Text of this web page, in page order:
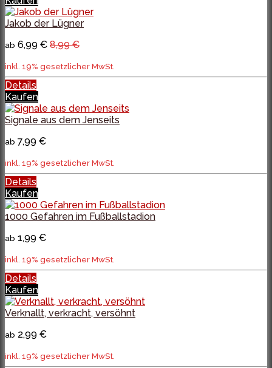
Jakob der Lügner
ab 6,99 € 8,99 €
inkl. 19% gesetzlicher MwSt.
Details
Kaufen
Signale aus dem Jenseits
ab 7,99 €
inkl. 19% gesetzlicher MwSt.
Details
Kaufen
1000 Gefahren im Fußballstadion
ab 1,99 €
inkl. 19% gesetzlicher MwSt.
Details
Kaufen
Verknallt, verkracht, versöhnt
ab 2,99 €
inkl. 19% gesetzlicher MwSt.